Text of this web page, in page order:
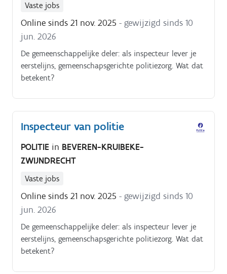
Vaste jobs
Online sinds 21 nov. 2025 - gewijzigd sinds 10
jun. 2026
De gemeenschappelijke deler: als inspecteur lever je
eerstelijns, gemeenschapsgerichte politiezorg. Wat dat
betekent?
Inspecteur van politie
POLITIE in BEVEREN-KRUIBEKE-
ZWIJNDRECHT
Vaste jobs
Online sinds 21 nov. 2025 - gewijzigd sinds 10
jun. 2026
De gemeenschappelijke deler: als inspecteur lever je
eerstelijns, gemeenschapsgerichte politiezorg. Wat dat
betekent?